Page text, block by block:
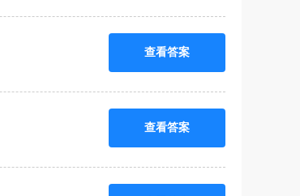
查看答案
查看答案